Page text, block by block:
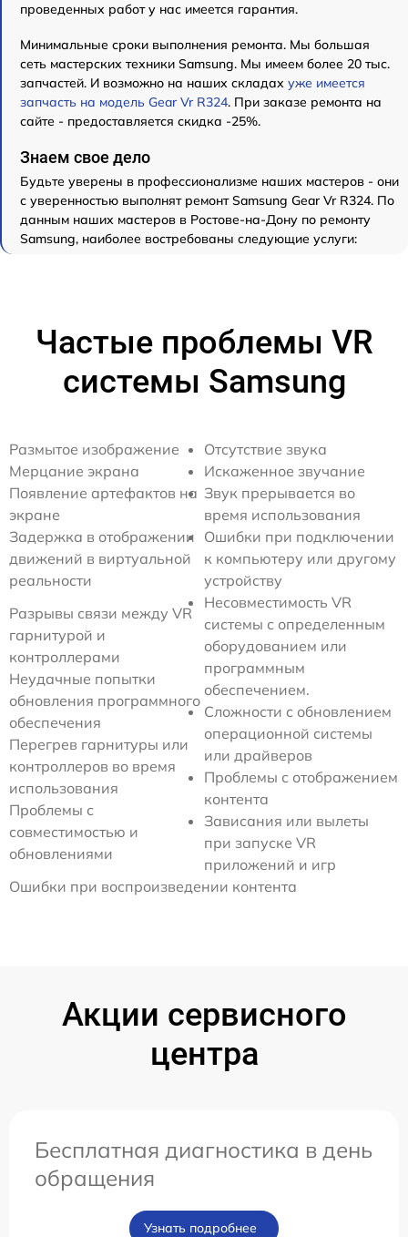
проведенных работ у нас имеется гарантия.
Минимальные сроки выполнения ремонта. Мы большая
сеть мастерских техники Samsung. Мы имеем более 20 тыс.
запчастей. И возможно на наших складах уже имеется
запчасть на модель Gear Vr R324. При заказе ремонта на
сайте - предоставляется скидка -25%.
Знаем свое дело
Будьте уверены в профессионализме наших мастеров - они
с уверенностью выполнят ремонт Samsung Gear Vr R324. По
данным наших мастеров в Ростове-на-Дону по ремонту
Samsung, наиболее востребованы следующие услуги:
Частые проблемы VR
системы Samsung
Размытое изображение
Мерцание экрана
Появление артефактов на
экране
Задержка в отображении
движений в виртуальной
реальности
Отсутствие звука
Искаженное звучание
Звук прерывается во
время использования
Ошибки при подключении
к компьютеру или другому
устройству
Разрывы связи между VR
гарнитурой и
контроллерами
Неудачные попытки
обновления программного
обеспечения
Перегрев гарнитуры или
контроллеров во время
использования
Проблемы с
совместимостью и
обновлениями
Несовместимость VR
системы с определенным
оборудованием или
программным
обеспечением.
Сложности с обновлением
операционной системы
или драйверов
Проблемы с отображением
контента
Зависания или вылеты
при запуске VR
приложений и игр
Ошибки при воспроизведении контента
Акции сервисного
центра
Бесплатная диагностика в день
обращения
Узнать подробнее